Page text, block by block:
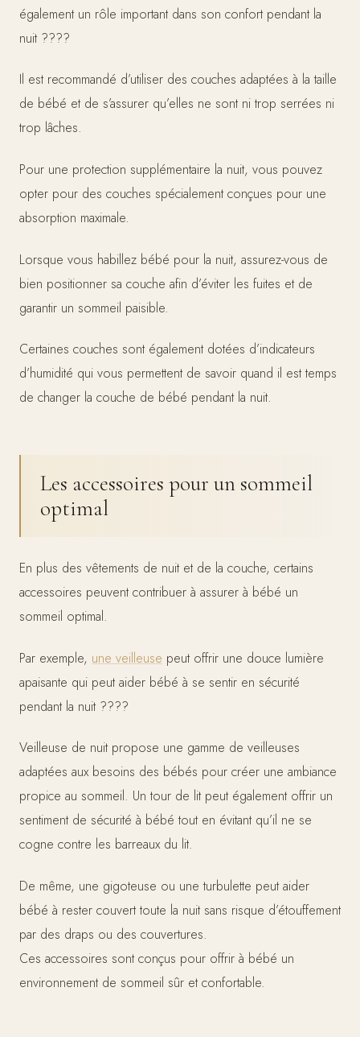
également un rôle important dans son confort pendant la
nuit ????
Il est recommandé d’utiliser des couches adaptées à la taille
de bébé et de s’assurer qu’elles ne sont ni trop serrées ni
trop lâches.
Pour une protection supplémentaire la nuit, vous pouvez
opter pour des couches spécialement conçues pour une
absorption maximale.
Lorsque vous habillez bébé pour la nuit, assurez-vous de
bien positionner sa couche afin d’éviter les fuites et de
garantir un sommeil paisible.
Certaines couches sont également dotées d’indicateurs
d’humidité qui vous permettent de savoir quand il est temps
de changer la couche de bébé pendant la nuit.
Les accessoires pour un sommeil
optimal
En plus des vêtements de nuit et de la couche, certains
accessoires peuvent contribuer à assurer à bébé un
sommeil optimal.
Par exemple, une veilleuse peut offrir une douce lumière
apaisante qui peut aider bébé à se sentir en sécurité
pendant la nuit ????
Veilleuse de nuit propose une gamme de veilleuses
adaptées aux besoins des bébés pour créer une ambiance
propice au sommeil. Un tour de lit peut également offrir un
sentiment de sécurité à bébé tout en évitant qu’il ne se
cogne contre les barreaux du lit.
De même, une gigoteuse ou une turbulette peut aider
bébé à rester couvert toute la nuit sans risque d’étouffement
par des draps ou des couvertures.
Ces accessoires sont conçus pour offrir à bébé un
environnement de sommeil sûr et confortable.